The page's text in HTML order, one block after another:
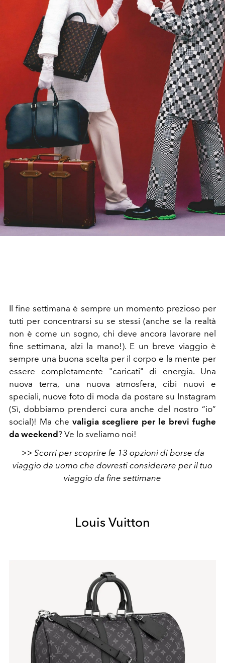
Il fine settimana è sempre un momento prezioso per
tutti per concentrarsi su se stessi (anche se la realtà
non è come un sogno, chi deve ancora lavorare nel
fine settimana, alzi la mano!). E un breve viaggio è
sempre una buona scelta per il corpo e la mente per
essere completamente "caricati" di energia. Una
nuova terra, una nuova atmosfera, cibi nuovi e
speciali, nuove foto di moda da postare su Instagram
(Sì, dobbiamo prenderci cura anche del nostro “io”
social)! Ma che valigia scegliere per le brevi fughe
da weekend ? Ve lo sveliamo noi!
>> Scorri per scoprire le 13 opzioni di borse da
viaggio da uomo che dovresti considerare per il tuo
viaggio da fine settimane
Louis Vuitton